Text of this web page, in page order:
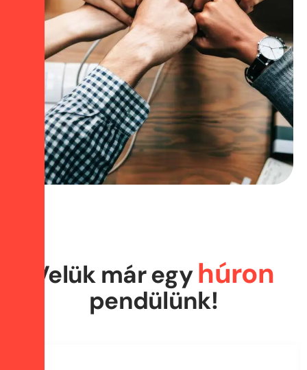
Velük már egyhúron
pendülünk!